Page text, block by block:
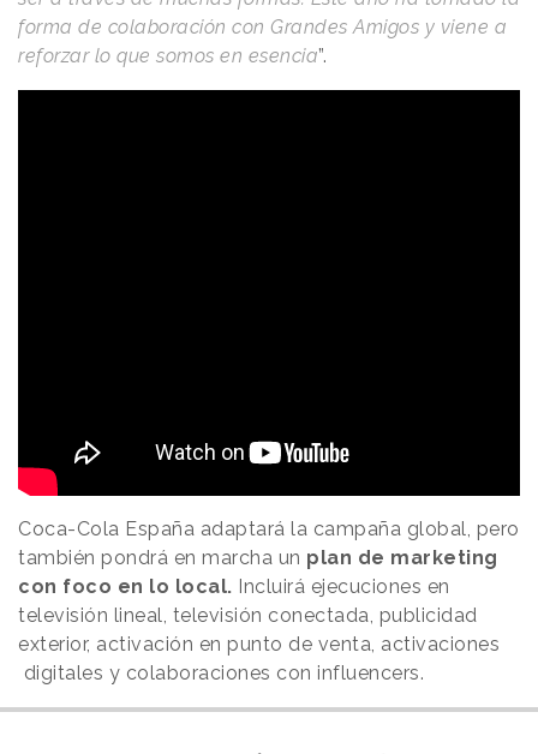
forma de colaboración con Grandes Amigos y viene a
reforzar lo que somos en esencia”.
Coca-Cola España adaptará la campaña global, pero
también pondrá en marcha un plan de marketing
con foco en lo local. Incluirá ejecuciones en
televisión lineal, televisión conectada, publicidad
exterior, activación en punto de venta, activaciones
digitales y colaboraciones con influencers.